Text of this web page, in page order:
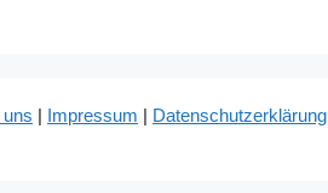
| Impressum | Datenschutzerklärung